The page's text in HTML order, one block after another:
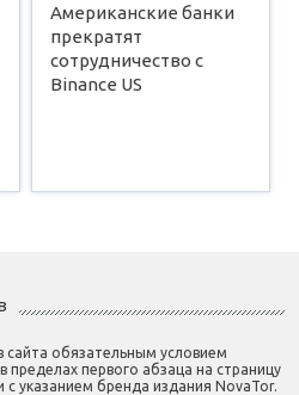
Американские банки
прекратят
сотрудничество с
Binance US
сайта обязательным условием
пределах первого абзаца на страницу
указанием бренда издания NovaTor.